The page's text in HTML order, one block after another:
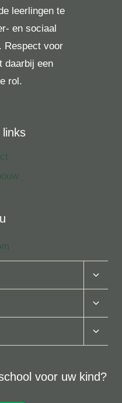
leerlingen te
en sociaal
Respect voor
daarbij een
rol.
links
Toggle
Toggle
Toggle
voor uw kind?